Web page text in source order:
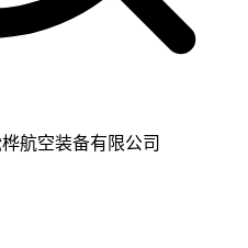
航空装备有限公司